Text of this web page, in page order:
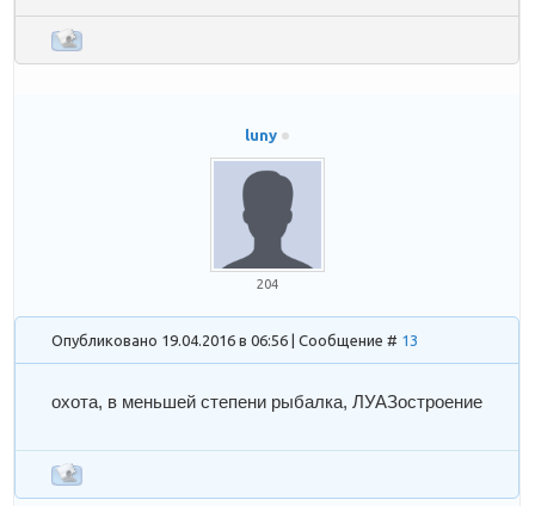
luny
204
Опубликовано 19.04.2016 в 06:56 | Сообщение # 13
охота, в меньшей степени рыбалка, ЛУАЗостроение